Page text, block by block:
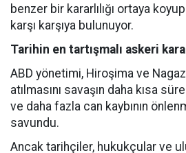
benzer bir kararlılığı ortaya
karşı karşıya bulunuyor.
Tarihin en tartışmalı askeri
ABD yönetimi, Hiroşima ve
atılmasını savaşın daha kısa
ve daha fazla can kaybının
savundu.
Ancak tarihçiler, hukukçular ve